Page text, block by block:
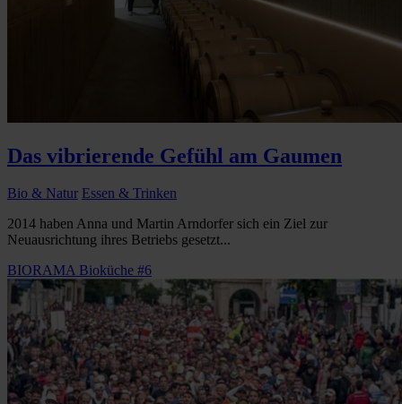
Das vibrierende Gefühl am Gaumen
Bio & Natur Essen & Trinken
2014 haben Anna und Martin Arndorfer sich ein Ziel zur
Neuausrichtung ihres Betriebs gesetzt...
BIORAMA Bioküche #6